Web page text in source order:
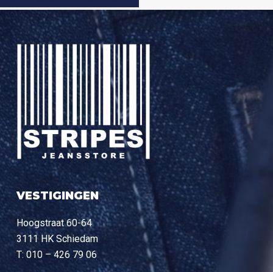
VESTIGINGEN
Hoogstraat 60-64
3111 HK Schiedam
T: 010 – 426 79 06